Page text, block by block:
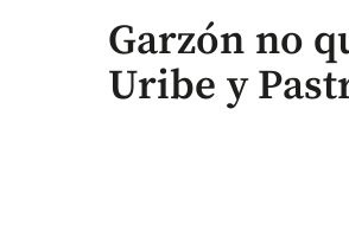
Garzón no
Uribe y